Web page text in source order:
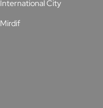
International City
Mirdif